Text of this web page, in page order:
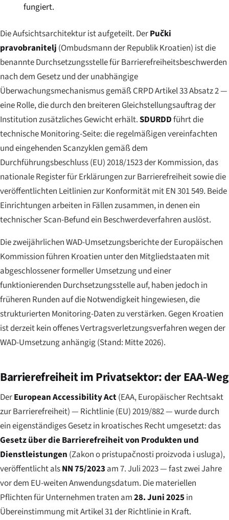
fungiert.
Die Aufsichtsarchitektur ist aufgeteilt. DerPučki
pravobranitelj (Ombudsmann der Republik Kroatien) ist die
benannte Durchsetzungsstelle für Barrierefreiheitsbeschwerden
nach dem Gesetz und der unabhängige
Überwachungsmechanismus gemäß CRPD Artikel 33 Absatz 2 —
eine Rolle, die durch den breiteren Gleichstellungsauftrag der
Institution zusätzliches Gewicht erhält.SDURDDführt die
technische Monitoring-Seite: die regelmäßigen vereinfachten
und eingehenden Scanzyklen gemäß dem
Durchführungsbeschluss (EU) 2018/1523 der Kommission, das
nationale Register für Erklärungen zur Barrierefreiheit sowie die
veröffentlichten Leitlinien zur Konformität mit EN 301 549. Beide
Einrichtungen arbeiten in Fällen zusammen, in denen ein
technischer Scan-Befund ein Beschwerdeverfahren auslöst.
Die zweijährlichen WAD-Umsetzungsberichte der Europäischen
Kommission führen Kroatien unter den Mitgliedstaaten mit
abgeschlossener formeller Umsetzung und einer
funktionierenden Durchsetzungsstelle auf, haben jedoch in
früheren Runden auf die Notwendigkeit hingewiesen, die
strukturierten Monitoring-Daten zu verstärken. Gegen Kroatien
ist derzeit kein offenes Vertragsverletzungsverfahren wegen der
WAD-Umsetzung anhängig (Stand: Mitte 2026).
Barrierefreiheit im Privatsektor: der EAA-Weg
DerEuropean Accessibility Act(EAA, Europäischer Rechtsakt
zur Barrierefreiheit) — Richtlinie (EU) 2019/882 — wurde durch
ein eigenständiges Gesetz in kroatisches Recht umgesetzt: das
Gesetz über die Barrierefreiheit von Produkten und
Dienstleistungen (Zakon o pristupačnosti proizvoda i usluga),
veröffentlicht alsNN 75/2023 am 7. Juli 2023 — fast zwei Jahre
vor dem EU-weiten Anwendungsdatum. Die materiellen
Pflichten für Unternehmen traten am28. Juni 2025in
Übereinstimmung mit Artikel 31 der Richtlinie in Kraft.